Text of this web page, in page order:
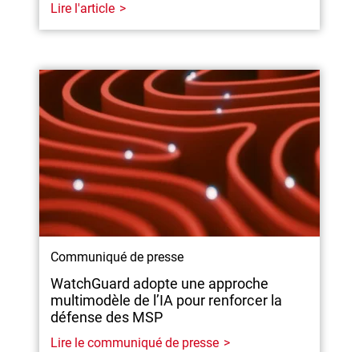
Lire l'article
Communiqué de presse
WatchGuard adopte une approche
multimodèle de l’IA pour renforcer la
défense des MSP
Lire le communiqué de presse